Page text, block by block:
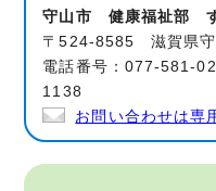
守山市 健康福祉部
〒524-8585 滋賀県守
電話番号：077-581-
1138
お問い合わせは専